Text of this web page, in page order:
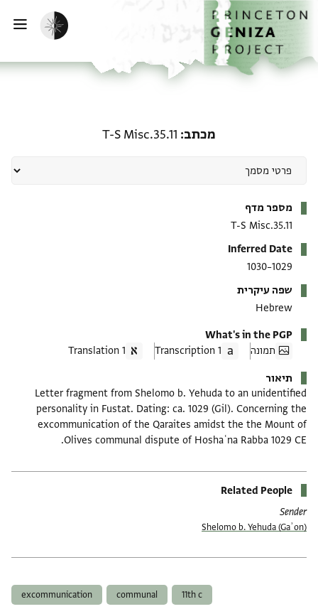
לתוכןהבית
הפעלת מצב כהה
מכתב T-S Misc.35.11
מספר מדף
T-S Misc.35.11
Inferred Date
1029–1030
שפה עיקרית
Hebrew
What's in the PGP
תמונה
1 Transcription
1 Translation
תיאור
Letter fragment from Shelomo b. Yehuda to an unidentified
personality in Fustat. Dating: ca. 1029 (Gil). Concerning the
excommunication of the Qaraites amidst the the Mount of
Olives communal dispute of Hoshaʿna Rabba 1029 CE.
Related People
Sender
Shelomo b. Yehuda (Gaʾon)
11th c
communal
excommunication